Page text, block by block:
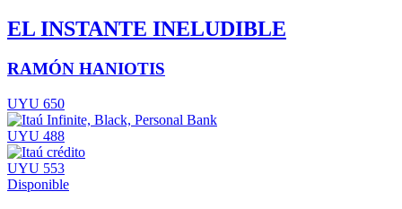
EL INSTANTE INELUDIBLE
RAMÓN HANIOTIS
UYU 650
UYU 488
UYU 553
Disponible